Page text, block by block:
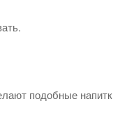
подобные